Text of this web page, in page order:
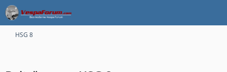
HSG 8